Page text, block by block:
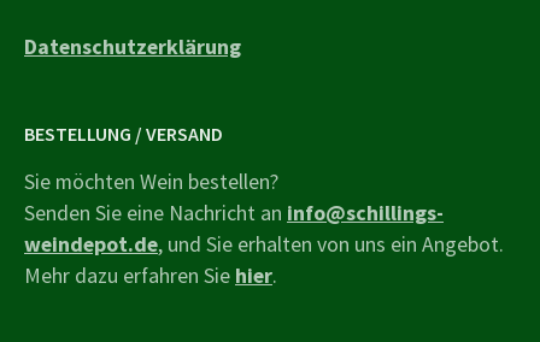
Datenschutzerklärung
BESTELLUNG / VERSAND
Sie möchten Wein bestellen?
Senden Sie eine Nachricht an info@schillings-
weindepot.de, und Sie erhalten von uns ein Angebot.
Mehr dazu erfahren Sie hier.